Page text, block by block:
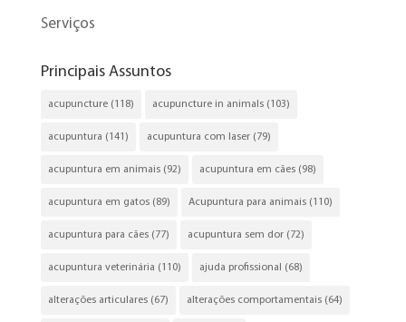
Serviços
Principais Assuntos
acupuncture(118) acupuncture in animals(103)
acupuntura (141) acupuntura com laser(79)
acupuntura em animais(92) acupuntura em cães(98)
acupuntura em gatos(89) Acupuntura para animais(110)
acupuntura para cães(77) acupuntura sem dor(72)
acupuntura veterinária (110) ajuda profissional (68)
alterações articulares(67) alterações comportamentais(64)